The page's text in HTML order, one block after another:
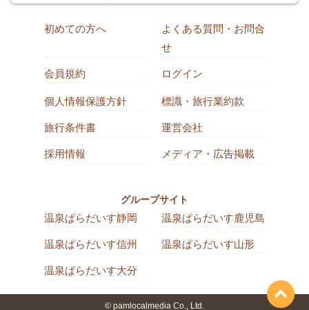
初めての方へ
よくある質問・お問合
せ
会員規約 ログイン
個人情報保護方針 標識・旅行業約款
旅行条件書 運営会社
採用情報 メディア・広告掲載
グループサイト
温泉ぱらだいす静岡 温泉ぱらだいす鹿児島
温泉ぱらだいす信州 温泉ぱらだいす山形
温泉ぱらだいす大分
© pamlocalmedia Co., Ltd.